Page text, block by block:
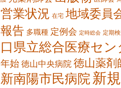
営業状況 在宅 地域委員
報告 多職種 定例会 定時総会 定期
口県立総合医療セン
年始徳山中央病院徳山薬剤
新南陽市民病院新